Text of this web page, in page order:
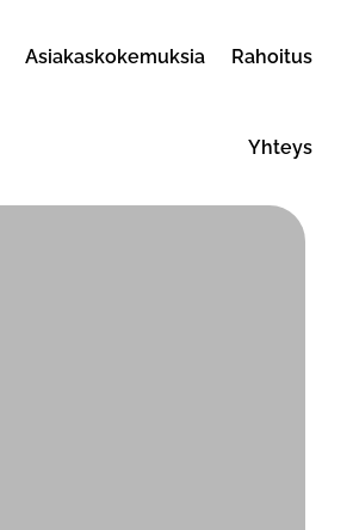
Asiakaskokemuksia Rahoitus
Yhteys